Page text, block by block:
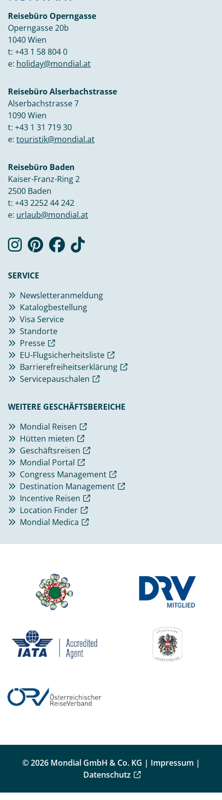
Reisebüro Operngasse
Operngasse 20b
1040 Wien
t: +43 1 58 804 0
e: holiday@mondial.at
Reisebüro Alserbachstrasse
Alserbachstrasse 7
1090 Wien
t: +43 1 31 719 30
e: touristik@mondial.at
Reisebüro Baden
Kaiser-Franz-Ring 2
2500 Baden
t: +43 2252 44 242
e: urlaub@mondial.at
SERVICE
Newsletteranmeldung
Katalogbestellung
Visa Service
Standorte
Presse
EU-Flugsicherheitsliste
Barrierefreiheitserklärung
Servicepauschalen
WEITERE GESCHÄFTSBEREICHE
Mondial Reisen
Hütten mieten
Geschäftsreisen
Mondial Portal
Congress Management
Destination Management
Incentive Reisen
Location Finder
Mondial Medica
© 2026 Mondial GmbH & Co. KG | Impressum |
Datenschutz